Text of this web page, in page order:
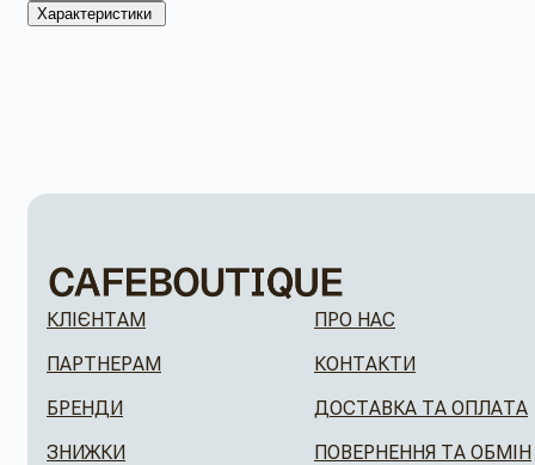
Характеристики
КЛІЄНТАМ
ПАРТНЕРАМ
БРЕНДИ
ЗНИЖКИ
ПРО НАС
КОНТАКТИ
ДОСТАВКА ТА ОПЛАТА
ПОВЕРНЕННЯ ТА ОБМІН